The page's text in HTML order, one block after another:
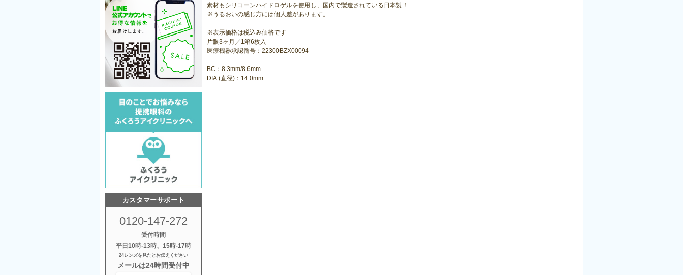
カスタマーサポート
0120-147-272
受付時間
平日10時‐13時、15時‐17時
24レンズを見たとお伝えください
メールは24時間受付中
素材もシリコーンハイドロゲルを使用し、国内で製造されている日本製！
※うるおいの感じ方には個人差があります。
※表示価格は税込み価格です
片眼3ヶ月／1箱6枚入
医療機器承認番号：22300BZX00094
BC：8.3mm/8.6mm
DIA:(直径)：14.0mm